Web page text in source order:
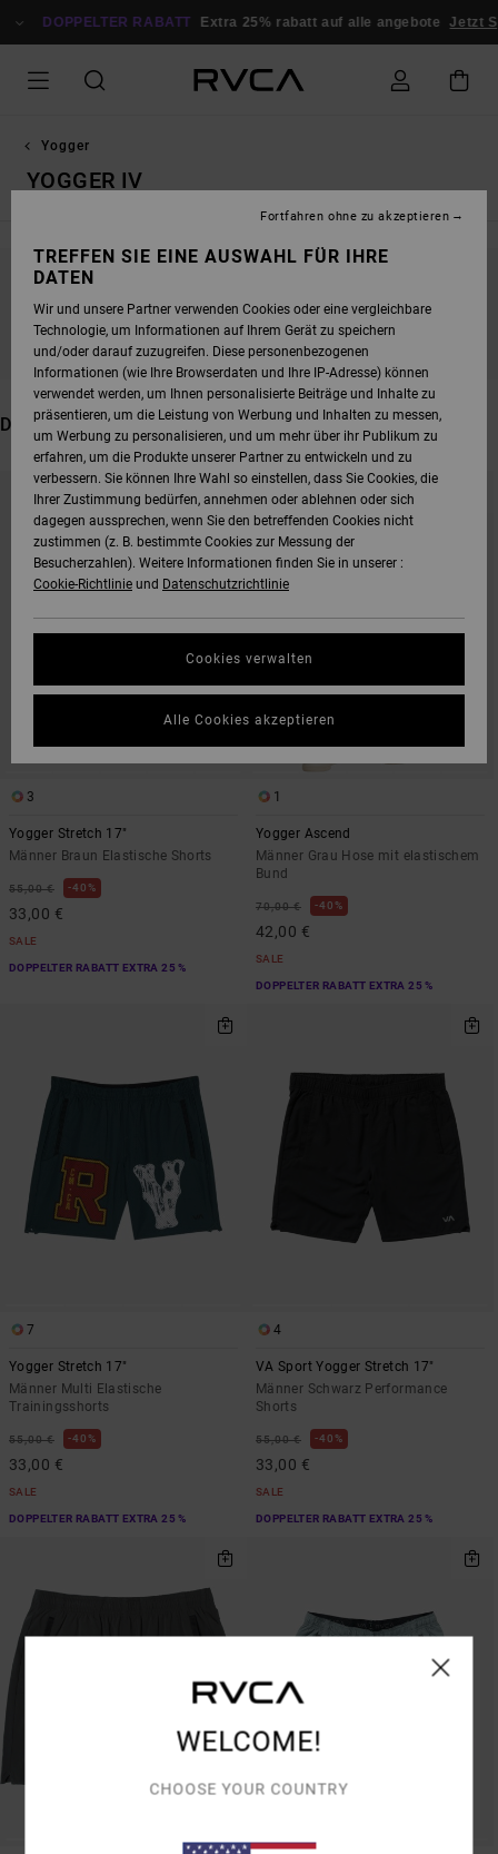
ZUR
DOPPELTER RABATT Extra 25% rabatt auf alle angebote Jetzt
Yogger
YOGGER IV
BLEIB DABEI, DIE PRODUKTE SIND BALD
WIEDER DA
DAS KÖNNTE DIR AUCH GEFALLEN
DIREKT
FILTERKRITERIEN
ÜBERSPRINGEN
FILTERN
3
Yogger Stretch 17"
Männer Braun Elastische Shorts
55,00 € 40%
33,00 €
SALE
DOPPELTER RABATT EXTRA 25 %
1
Yogger Ascend
Männer Grau Hose mit elastischem
Bund
70,00 € 40%
42,00 €
SALE
DOPPELTER RABATT EXTRA 25 %
7
Yogger Stretch 17"
Männer Multi Elastische
Trainingsshorts
55,00 € 40%
33,00 €
SALE
DOPPELTER RABATT EXTRA 25 %
4
VA Sport Yogger Stretch 17"
Männer Schwarz Performance
Shorts
55,00 € 40%
33,00 €
SALE
DOPPELTER RABATT EXTRA 25 %
WELCOME!
CHOOSE YOUR COUNTRY
TREFFEN SIE EINE AUSWAHL FÜR IHRE
DATEN
Wir und unsere Partner verwenden Cookies oder eine vergleichbare
Technologie, um Informationen auf Ihrem Gerät zu speichern
und/oder darauf zuzugreifen. Diese personenbezogenen
Informationen (wie Ihre Browserdaten und Ihre IP-Adresse) können
verwendet werden, um Ihnen personalisierte Beiträge und Inhalte zu
präsentieren, um die Leistung von Werbung und Inhalten zu messen,
um Werbung zu personalisieren, und um mehr über ihr Publikum zu
erfahren, um die Produkte unserer Partner zu entwickeln und zu
verbessern. Sie können Ihre Wahl so einstellen, dass Sie Cookies, die
Ihrer Zustimmung bedürfen, annehmen oder ablehnen oder sich
dagegen aussprechen, wenn Sie den betreffenden Cookies nicht
zustimmen (z. B. bestimmte Cookies zur Messung der
Besucherzahlen). Weitere Informationen finden Sie in unserer :
Cookie-Richtlinie und Datenschutzrichtlinie
Cookies verwalten
Fortfahren ohne zu akzeptieren
Alle Cookies akzeptieren